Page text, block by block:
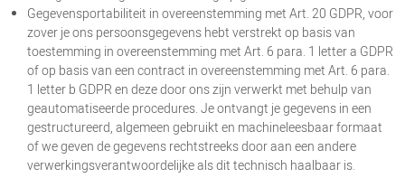
Gegevensportabiliteit in overeenstemming met Art. 20 GDPR, voor
zover je ons persoonsgegevens hebt verstrekt op basis van
toestemming in overeenstemming met Art. 6 para. 1 letter a GDPR
of op basis van een contract in overeenstemming met Art. 6 para.
1 letter b GDPR en deze door ons zijn verwerkt met behulp van
geautomatiseerde procedures. Je ontvangt je gegevens in een
gestructureerd, algemeen gebruikt en machineleesbaar formaat
of we geven de gegevens rechtstreeks door aan een andere
verwerkingsverantwoordelijke als dit technisch haalbaar is.